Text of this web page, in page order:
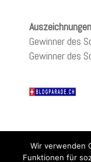
Auszeichnungen
Gewinner des
Gewinner des
Wir verwenden
Funktionen für